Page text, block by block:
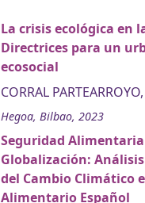
La crisis ecológica en
Directrices para un
ecosocial
CORRAL
Hegoa, Bilbao, 2023
Seguridad
Globalización:
del Cambio Climático
Alimentario Español